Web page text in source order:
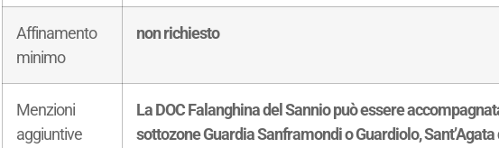
Affinamento
minimo
non richiesto
Menzioni
aggiuntive
La DOC Falanghina del Sannio può essere
sottozone Guardia Sanframondi o Guardiolo,